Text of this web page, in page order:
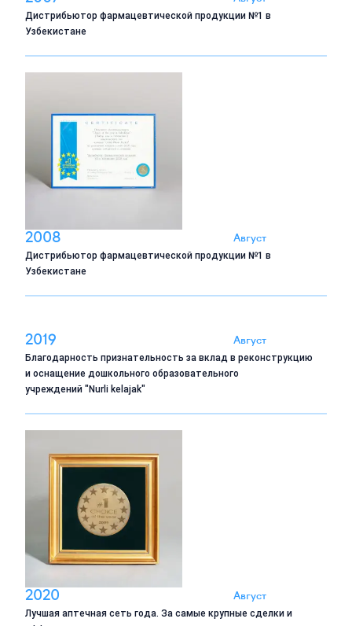
Дистрибьютор фармацевтической продукции №1 в
Узбекистане
2008 Август
Дистрибьютор фармацевтической продукции №1 в
Узбекистане
2019 Август
Благодарность признательность за вклад в реконструкцию
и оснащение дошкольного образовательного
учреждений "Nurli kelajak"
2020 Август
Лучшая аптечная сеть года. За самые крупные сделки и